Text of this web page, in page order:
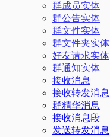
群成员实体
群公告实体
群文件实体
群文件夹实体
好友请求实体
群通知实体
接收消息
接收转发消息
群精华消息
接收消息段
发送转发消息